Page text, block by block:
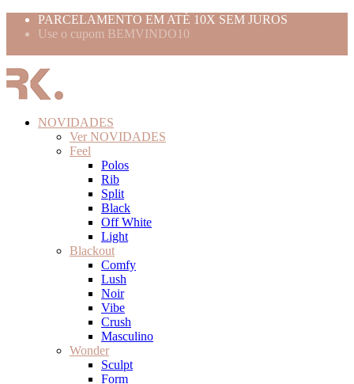
PARCELAMENTO EM ATÉ 10X SEM JUROS
Use o cupom BEMVINDO10
NOVIDADES
Ver NOVIDADES
Feel
Polos
Rib
Split
Black
Off White
Light
Blackout
Comfy
Lush
Noir
Vibe
Crush
Masculino
Wonder
Sculpt
Form